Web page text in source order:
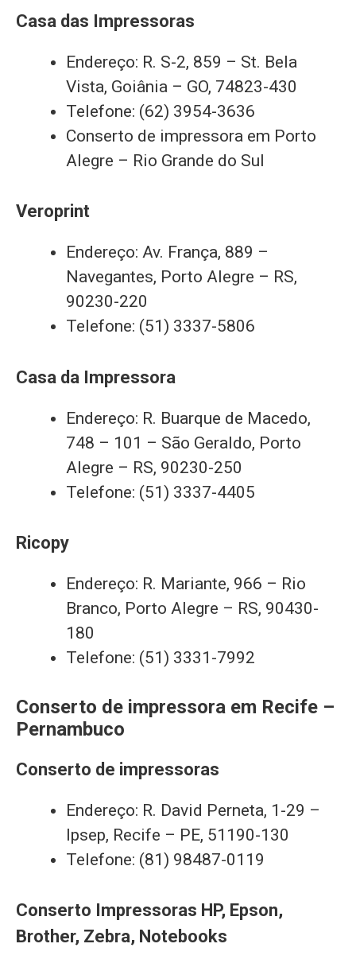
Casa das Impressoras
Endereço: R. S-2, 859 – St. Bela
Vista, Goiânia – GO, 74823-430
Telefone: (62) 3954-3636
Conserto de impressora em Porto
Alegre – Rio Grande do Sul
Veroprint
Endereço: Av. França, 889 –
Navegantes, Porto Alegre – RS,
90230-220
Telefone: (51) 3337-5806
Casa da Impressora
Endereço: R. Buarque de Macedo,
748 – 101 – São Geraldo, Porto
Alegre – RS, 90230-250
Telefone: (51) 3337-4405
Ricopy
Endereço: R. Mariante, 966 – Rio
Branco, Porto Alegre – RS, 90430-
180
Telefone: (51) 3331-7992
Conserto de impressora em Recife –
Pernambuco
Conserto de impressoras
Endereço: R. David Perneta, 1-29 –
Ipsep, Recife – PE, 51190-130
Telefone: (81) 98487-0119
Conserto Impressoras HP, Epson,
Brother, Zebra, Notebooks